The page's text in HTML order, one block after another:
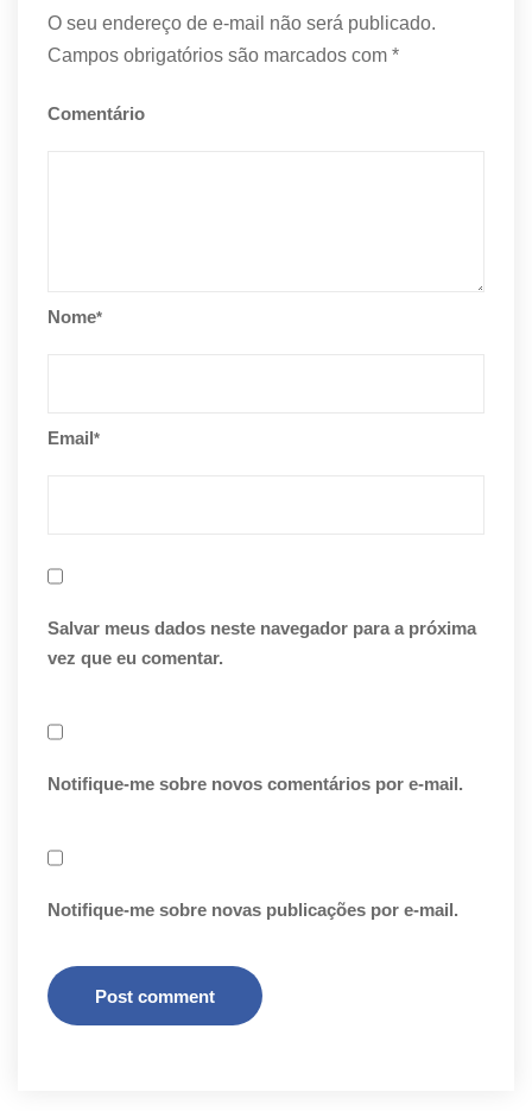
O seu endereço de e-mail não será publicado.
Campos obrigatórios são marcados com *
Comentário
Nome*
Email*
Salvar meus dados neste navegador para a próxima
vez que eu comentar.
Notifique-me sobre novos comentários por e-mail.
Notifique-me sobre novas publicações por e-mail.